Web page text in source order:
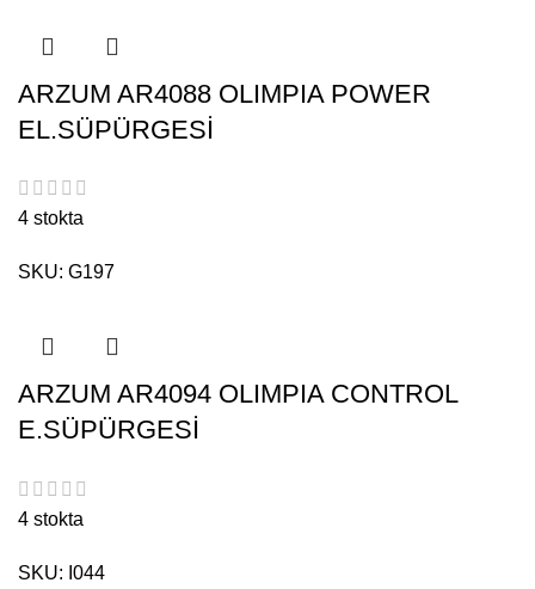
ARZUM AR4088 OLIMPIA POWER
EL.SÜPÜRGESİ
4 stokta
SKU: G197
ARZUM AR4094 OLIMPIA CONTROL
E.SÜPÜRGESİ
4 stokta
SKU: I044